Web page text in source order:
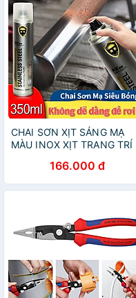
CHAI SƠN XỊT SÁNG MẠ
MÀU INOX XỊT TRANG TRÍ
166.000 đ